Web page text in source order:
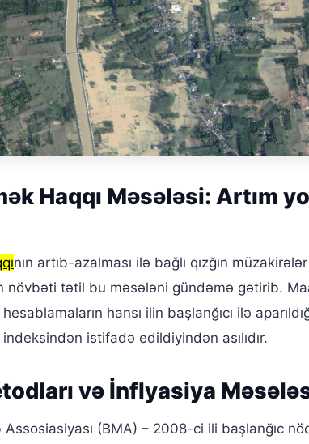
Haqqı Məsələsi: Artım
nın artıb-azalması ilə bağlı qızğın
növbəti tətil bu məsələni gündəmə gətirib.
hansı ilin başlanğıcı ilə
indeksindən istifadə edildiyindən asılıdır.
və İnflyasiya
(BMA) – 2008-ci ili başlanğıc